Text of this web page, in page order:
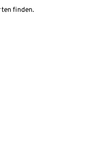
finden.